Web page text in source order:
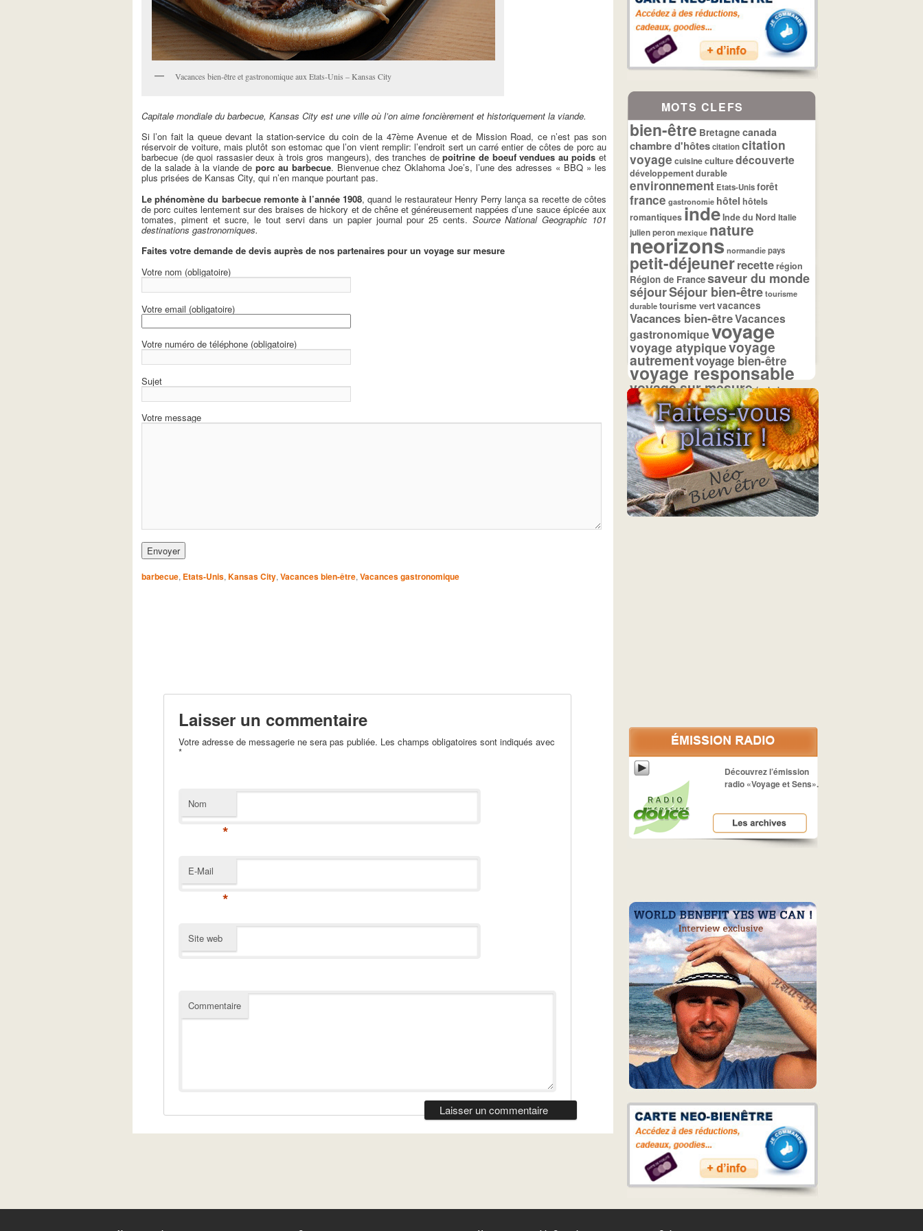
Vacances bien-être et gastronomique aux Etats-Unis – Kansas City
Capitale mondiale du barbecue, Kansas City est une ville où l’on aime foncièrement et historiquement la viande.
Si l’on fait la queue devant la station-service du coin de la 47ème Avenue et de Mission Road, ce n’est pas son
réservoir de voiture, mais plutôt son estomac que l’on vient remplir: l’endroit sert un carré entier de côtes de porc au
barbecue (de quoi rassasier deux à trois gros mangeurs), des tranches depoitrine de boeuf vendues au poids et
de la salade à la viande de porc au barbecue. Bienvenue chez Oklahoma Joe’s, l’une des adresses « BBQ » les
plus prisées de Kansas City, qui n’en manque pourtant pas.
Le phénomène du barbecue remonte à l’année 1908, quand le restaurateur Henry Perry lança sa recette de côtes
de porc cuites lentement sur des braises de hickory et de chêne et généreusement nappées d’une sauce épicée aux
tomates, piment et sucre, le tout servi dans un papier journal pour 25 cents. Source National Geographic 101
destinations gastronomiques.
Faites votre demande de devis auprès de nos partenaires pour un voyage sur mesure
Votre nom (obligatoire)
Votre email (obligatoire)
Votre numéro de téléphone (obligatoire)
Sujet
Votre message
barbecue, Etats-Unis, Kansas City, Vacances bien-être, Vacances gastronomique
Laisser un commentaire
Votre adresse de messagerie ne sera pas publiée. Les champs obligatoires sont indiqués avec
*
Nom
*
E-Mail
*
Site web
Commentaire
MOTS CLEFS
bien-être Bretagne canada
chambre d'hôtescitationcitation
voyage cuisineculturedécouverte
développement durable
environnement Etats-Unisforêt
france gastronomie hôtel hôtels
romantiquesindeInde du Nord Italie
julien peron mexique nature
neorizons normandie pays
petit-déjeunerrecetterégion
Région de Francesaveur du monde
séjourSéjour bien-être tourisme
durable tourisme vertvacances
Vacances bien-êtreVacances
gastronomiquevoyage
voyage atypiquevoyage
autrementvoyage bien-être
voyage responsable
voyage sur mesureécolodge
Découvrez l’émission
radio «Voyage et Sens».